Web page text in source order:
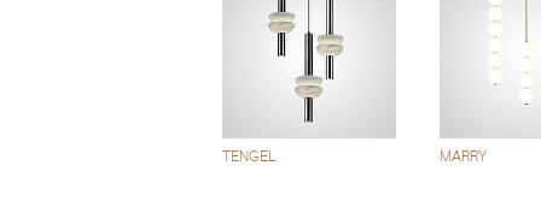
TENGEL MARRY